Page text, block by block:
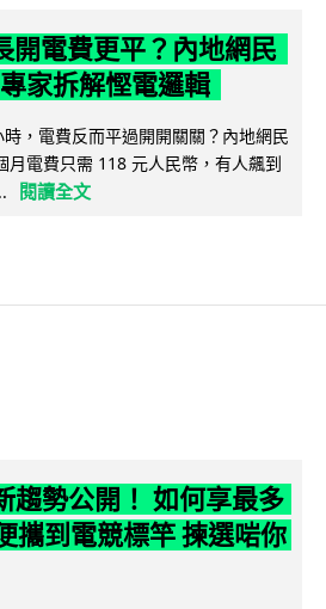
開電費更平？內地網民
家拆解慳電邏輯
，電費反而平過開開關關？內地網民
月電費只需 118 元人民幣，有人飆到
閱讀全文
趨勢公開！ 如何享最多
到電競標竿 揀選啱你